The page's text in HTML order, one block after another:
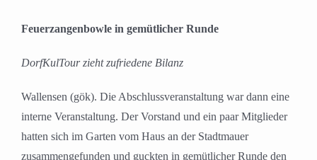
Feuerzangenbowle in gemütlicher Runde
DorfKulTour zieht zufriedene Bilanz
Wallensen (gök). Die Abschlussveranstaltung war dann eine
interne Veranstaltung. Der Vorstand und ein paar Mitglieder
hatten sich im Garten vom Haus an der Stadtmauer
zusammengefunden und guckten in gemütlicher Runde den